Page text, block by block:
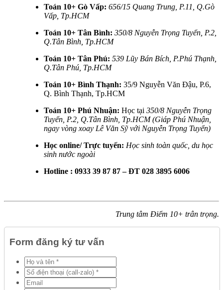
Toán 10+ Gò Vấp: 656/15 Quang Trung, P.11, Q.Gò
Vấp, Tp.HCM
Toán 10+ Tân Bình: 350/8 Nguyễn Trọng Tuyển, P.2,
Q.Tân Bình, Tp.HCM
Toán 10+ Tân Phú: 539 Lũy Bán Bích, P.Phú Thạnh,
Q.Tân Phú, Tp.HCM
Toán 10+ Bình Thạnh: 35/9 Nguyễn Văn Đậu, P.6,
Q. Bình Thạnh, Tp.HCM
Toán 10+ Phú Nhuận: Học tại 350/8 Nguyễn Trọng
Tuyển, P.2, Q.Tân Bình, Tp.HCM (Giáp Phú Nhuận,
ngay vòng xoay Lê Văn Sỹ với Nguyễn Trọng Tuyển)
Học online/ Trực tuyến: Học sinh toàn quốc, du học
sinh nước ngoài
Hotline : 0933 39 87 87 – ĐT 028 3895 6006
Trung tâm Điểm 10+ trân trọng.
Form đăng ký tư vấn